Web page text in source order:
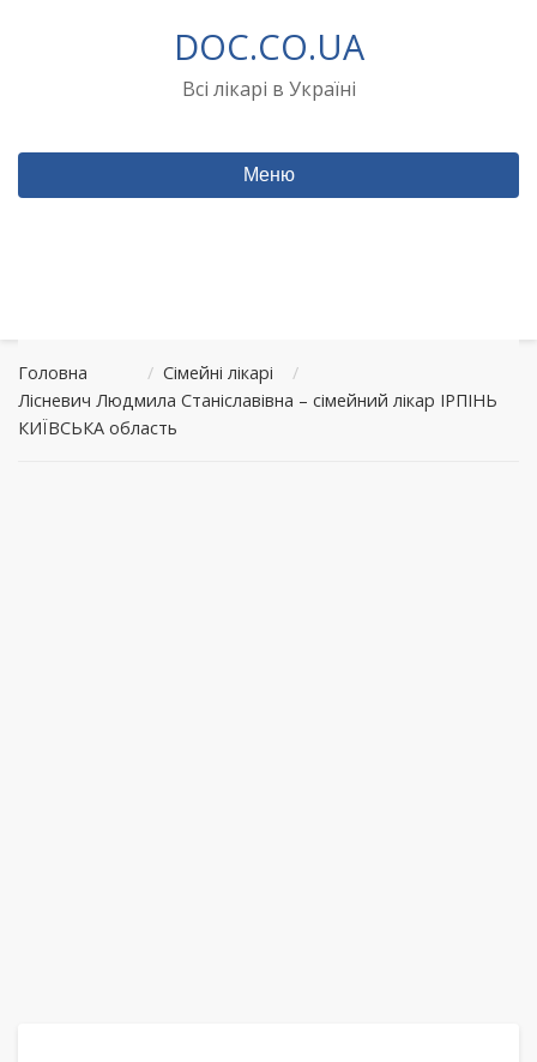
DOC.CO.UA
Всі лікарі в Україні
Меню
Головна / Сімейні лікарі
/
Лісневич Людмила Станіславівна – сімейний лікар ІРПІНЬ
КИЇВСЬКА область